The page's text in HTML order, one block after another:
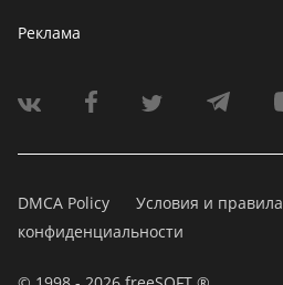
Реклама
DMCA Policy Условия и правила
конфиденциальности